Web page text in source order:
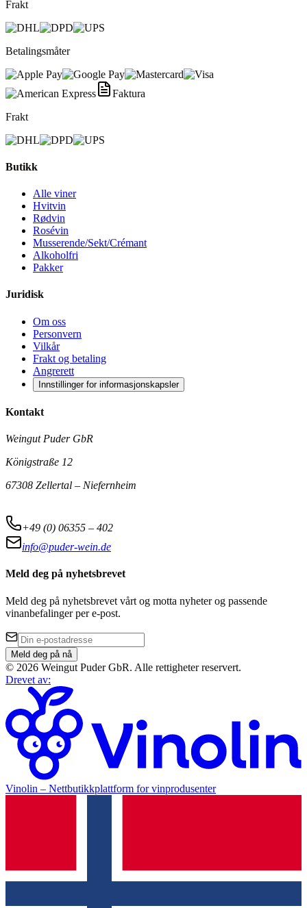
Frakt
Betalingsmåter
Faktura
Frakt
Butikk
Alle viner
Hvitvin
Rødvin
Rosévin
Musserende/Sekt/Crémant
Alkoholfri
Pakker
Juridisk
Om oss
Personvern
Vilkår
Frakt og betaling
Angrerett
Innstillinger for informasjonskapsler
Kontakt
Weingut Puder GbR
Königstraße 12
67308 Zellertal – Niefernheim
+49 (0) 06355 – 402
info@puder-wein.de
Meld deg på nyhetsbrevet
Meld deg på nyhetsbrevet vårt og motta nyheter og passende
vinanbefalinger per e-post.
Meld deg på nå
© 2026 Weingut Puder GbR. Alle rettigheter reservert.
Drevet av:
Vinolin – Nettbutikkplattform for vinprodusenter